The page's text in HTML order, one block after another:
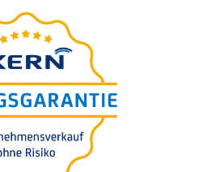
wert-
in 5 Minuten
100% poufne.
obejmuje.